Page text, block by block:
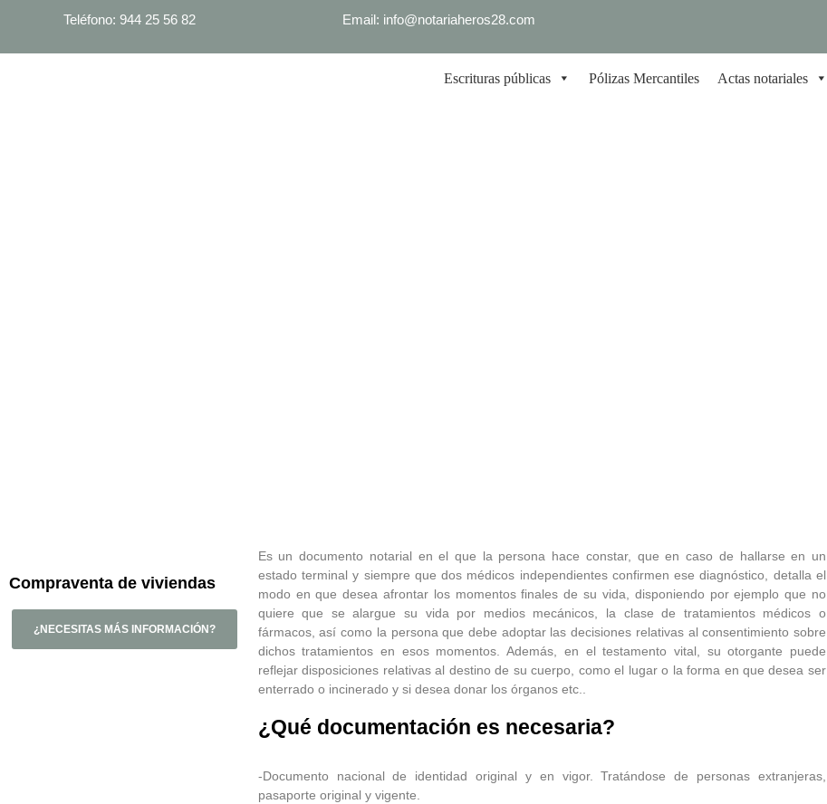
Teléfono: 944 25 56 82 Email: info@notariaheros28.com
Escrituras públicas Pólizas Mercantiles Actas notariales
Compraventa de viviendas
¿NECESITAS MÁS INFORMACIÓN?
Es un documento notarial en el que la persona hace constar, que en caso de hallarse en un
estado terminal y siempre que dos médicos independientes confirmen ese diagnóstico, detalla el
modo en que desea afrontar los momentos finales de su vida, disponiendo por ejemplo que no
quiere que se alargue su vida por medios mecánicos, la clase de tratamientos médicos o
fármacos, así como la persona que debe adoptar las decisiones relativas al consentimiento sobre
dichos tratamientos en esos momentos. Además, en el testamento vital, su otorgante puede
reflejar disposiciones relativas al destino de su cuerpo, como el lugar o la forma en que desea ser
enterrado o incinerado y si desea donar los órganos etc..
¿Qué documentación es necesaria?
-Documento nacional de identidad original y en vigor. Tratándose de personas extranjeras,
pasaporte original y vigente.